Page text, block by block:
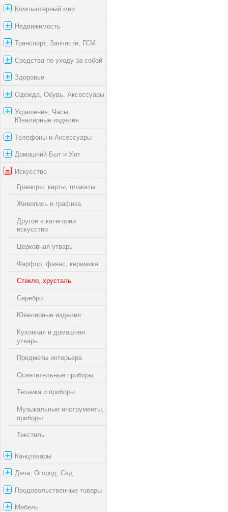
Компьютерный мир
Недвижимость
Транспорт, Запчасти, ГСМ
Средства по уходу за собой
Здоровье
Одежда, Обувь, Аксессуары
Украшения, Часы,
Ювелирные изделия
Телефоны и Аксессуары
Домашний Быт и Уют
Искусство
Гравюры, карты, плакаты
Живопись и графика
Другое в категории
искусство
Церковная утварь
Фарфор, фаянс, керамика
Стекло, хрусталь
Серебро
Ювелирные изделия
Кухонная и домашняя
утварь
Предметы интерьера
Осветительные приборы
Техника и приборы
Музыкальные инструменты,
приборы
Текстиль
Канцтовары
Дача, Огород, Сад
Продовольственные товары
Мебель